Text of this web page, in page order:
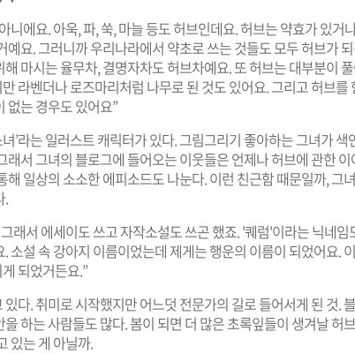
니에요. 아욱, 파, 쑥, 마늘 등도 허브인데요. 허브는 약효가 있거
예요. 그러니까 우리나라에서 약초로 쓰는 것들도 모두 허브가
마시는 율무차, 결명자차도 허브차예요. 또 허브는 대부분이
라벤더나 로즈마리처럼 나무로 된 것도 있어요. 그리고 허브를
없는 경우도 있어요”
’라는 일러스트 캐릭터가 있다. 그림그리기 좋아하는 그녀가 색
래서 그녀의 블로그에 들어오는 이웃들은 언제나 허브에 관한
해 일상의 소소한 에피소드도 나눈다. 이런 친근함 때문일까, 그
.
래서 에세이도 쓰고 자작소설도 쓰곤 했죠. '퀘럼'이라는 닉네임
소설 속 강아지 이름이었는데 제게는 행운의 이름이 되었어요.
되었거든요.”
다. 취미로 시작했지만 어느덧 전문가의 길로 들어서게 된 것.
하는 사람들도 많다. 봄이 되면 더 많은 초록잎들이 생겨날 허
있는 게 아닐까.